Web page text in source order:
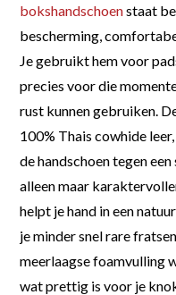
bokshandschoenstaat
bescherming,
Je gebruikt hem voor
precies voor die
rust kunnen gebruiken.
100% Thais cowhide
de handschoen tegen
alleen maar
helpt je hand in een
je minder snel rare
meerlaagse foamvulling
wat prettig is voor je